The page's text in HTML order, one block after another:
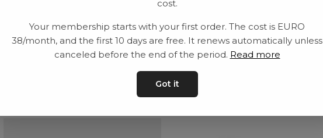
cost.
Your membership starts with your first order. The cost is EURO
38/month, and the first 10 days are free. It renews automatically unless
canceled before the end of the period. Read more
Got it